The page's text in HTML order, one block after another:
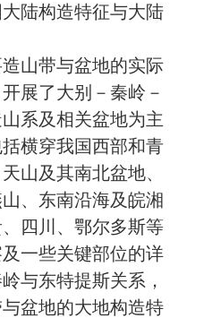
陆构造特征与大陆
山带与盆地的实际
展了大别－秦岭－
系及相关盆地为主
横穿我国西部和青
山及其南北盆地、
、东南沿海及皖湘
四川、鄂尔多斯等
一些关键部位的详
与东特提斯关系，
盆地的大地构造特